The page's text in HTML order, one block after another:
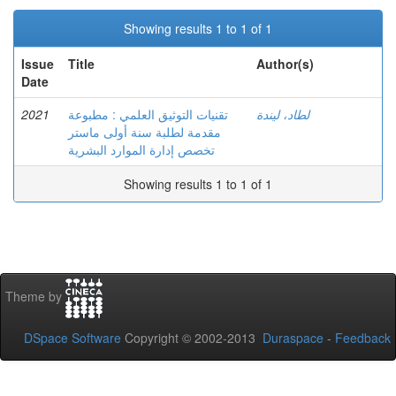
Showing results 1 to 1 of 1
Issue
Date
Title Author(s)
2021
تقنيات التوثيق العلمي : مطبوعة
مقدمة لطلبة سنة أولى ماستر
تخصص إدارة الموارد البشرية
لطاد، ليندة
Showing results 1 to 1 of 1
Theme by
DSpace Software Copyright © 2002-2013 Duraspace - Feedback